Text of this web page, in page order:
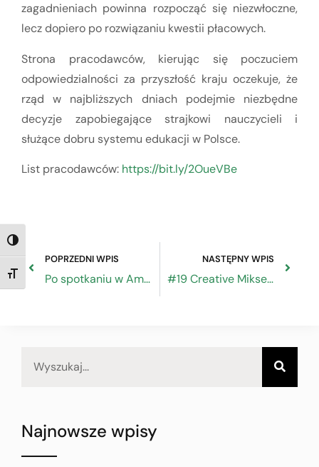
TOGGLE HIGH CONTRAST
TOGGLE FONT SIZE
zagadnieniach powinna rozpocząć się niezwłoczne,
lecz dopiero po rozwiązaniu kwestii płacowych.
Strona pracodawców, kierując się poczuciem
odpowiedzialności za przyszłość kraju oczekuje, że
rząd w najbliższych dniach podejmie niezbędne
decyzje zapobiegające strajkowi nauczycieli i
służące dobru systemu edukacji w Polsce.
List pracodawców: https://bit.ly/2OueVBe
POPRZEDNI WPIS
Po spotkaniu w Ambasadzie Zjednoczonego Królestwa Wielkiej Brytanii i Irlandii Północnej
NASTĘPNY WPIS
#19 Creative Mikser. Nowa fala rzemiosła
Najnowsze wpisy